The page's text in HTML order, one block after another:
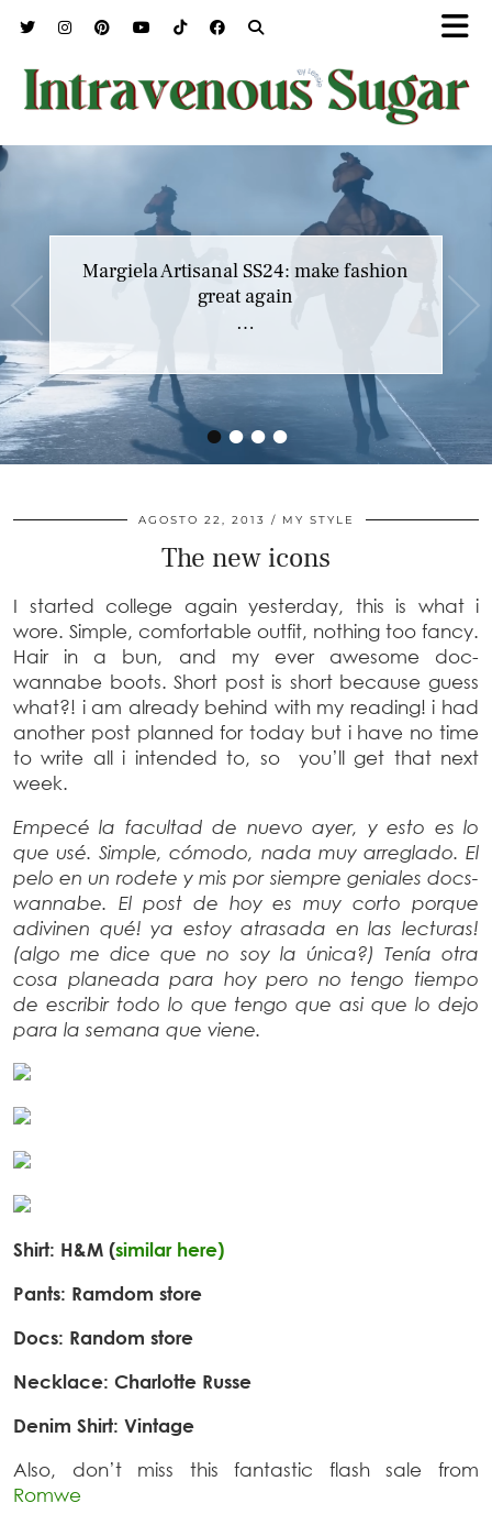
••••
Margiela Artisanal SS24: make fashion
great again
…
AGOSTO 22, 2013 MY STYLE
The new icons
I started college again yesterday, this is what i
wore. Simple, comfortable outfit, nothing too fancy.
Hair in a bun, and my ever awesome doc-
wannabe boots. Short post is short because guess
what?! i am already behind with my reading! i had
another post planned for today but i have no time
to write all i intended to, so you’ll get that next
week.
Empecé la facultad de nuevo ayer, y esto es lo
que usé. Simple, cómodo, nada muy arreglado. El
pelo en un rodete y mis por siempre geniales docs-
wannabe. El post de hoy es muy corto porque
adivinen qué! ya estoy atrasada en las lecturas!
(algo me dice que no soy la única?) Tenía otra
cosa planeada para hoy pero no tengo tiempo
de escribir todo lo que tengo que asi que lo dejo
para la semana que viene.
Shirt: H&M (similar here)
Pants: Ramdom store
Docs: Random store
Necklace: Charlotte Russe
Denim Shirt: Vintage
Also, don’t miss this fantastic flash sale from
Romwe